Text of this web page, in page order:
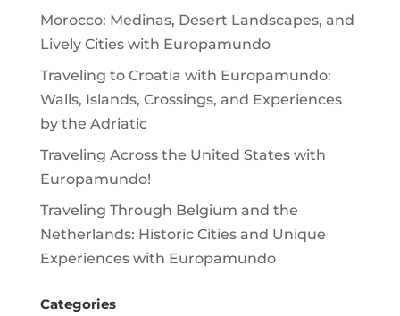
Morocco: Medinas, Desert Landscapes, and
Lively Cities with Europamundo
Traveling to Croatia with Europamundo:
Walls, Islands, Crossings, and Experiences
by the Adriatic
Traveling Across the United States with
Europamundo!
Traveling Through Belgium and the
Netherlands: Historic Cities and Unique
Experiences with Europamundo
Categories